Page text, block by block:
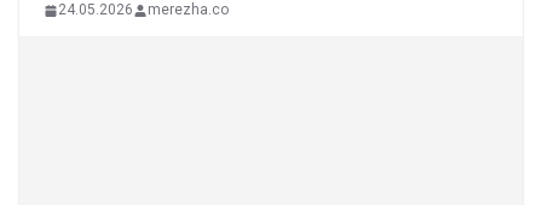
24.05.2026 merezha.co